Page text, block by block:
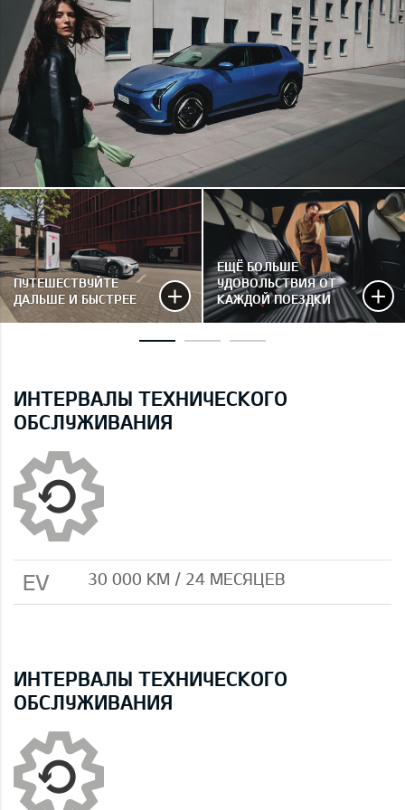
ПУТЕШЕСТВУЙТЕ
ДАЛЬШЕ И БЫСТРЕЕ
ЕЩЁ БОЛЬШЕ
УДОВОЛЬСТВИЯ ОТ
КАЖДОЙ ПОЕЗДКИ
ИНТЕРВАЛЫ ТЕХНИЧЕСКОГО
ОБСЛУЖИВАНИЯ
EV 30 000 КМ / 24 МЕСЯЦЕВ
ИНТЕРВАЛЫ ТЕХНИЧЕСКОГО
ОБСЛУЖИВАНИЯ